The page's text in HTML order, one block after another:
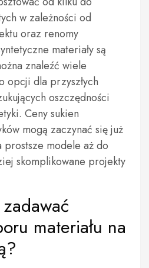
w zależności od
oraz renomy
materiały są
znaleźć wiele
opcji dla przyszłych
oszczędności
Ceny sukien
mogą zaczynać się już
prostsze modele aż do
skomplikowane projekty
materiału na